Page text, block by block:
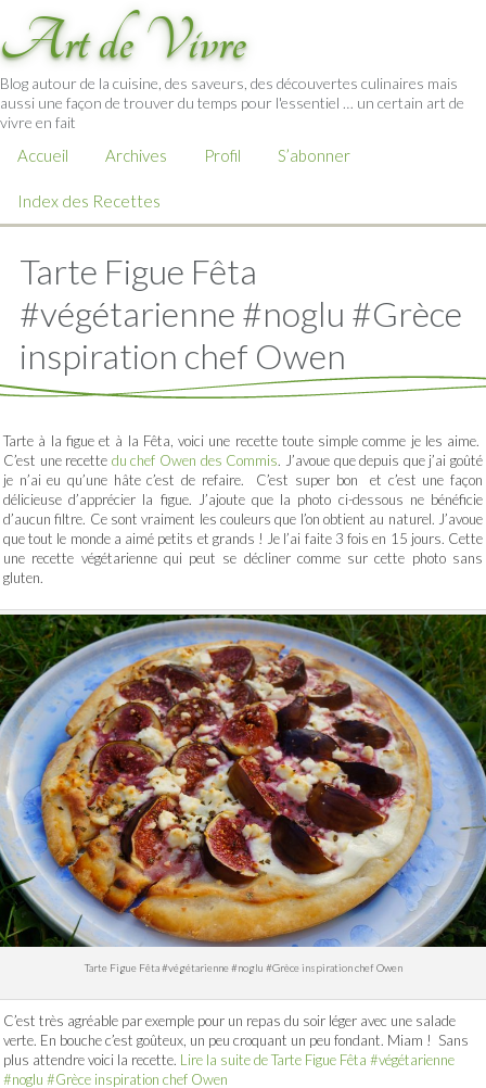
Art de Vivre
Blog autour de la cuisine, des saveurs, des découvertes culinaires mais
aussi une façon de trouver du temps pour l'essentiel … un certain art de
vivre en fait
Accueil Archives Profil S’abonner
Index des Recettes
Tarte Figue Fêta
#végétarienne #noglu #Grèce
inspiration chef Owen
Tarte à la figue et à la Fêta, voici une recette toute simple comme je les aime.
C’est une recette du chef Owen des Commis. J’avoue que depuis que j’ai goûté
je n’ai eu qu’une hâte c’est de refaire. C’est super bon et c’est une façon
délicieuse d’apprécier la figue. J’ajoute que la photo ci-dessous ne bénéficie
d’aucun filtre. Ce sont vraiment les couleurs que l’on obtient au naturel. J’avoue
que tout le monde a aimé petits et grands ! Je l’ai faite 3 fois en 15 jours. Cette
une recette végétarienne qui peut se décliner comme sur cette photo sans
gluten.
Tarte Figue Fêta #végétarienne #noglu #Grèce inspiration chef Owen
C’est très agréable par exemple pour un repas du soir léger avec une salade
verte. En bouche c’est goûteux, un peu croquant un peu fondant. Miam ! Sans
plus attendre voici la recette. Lire la suite de Tarte Figue Fêta #végétarienne
#noglu #Grèce inspiration chef Owen